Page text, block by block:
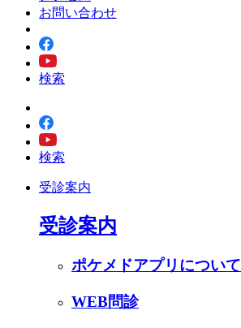
お問い合わせ
検索
検索
受診案内
受診案内
ポケメドアプリについて
WEB問診